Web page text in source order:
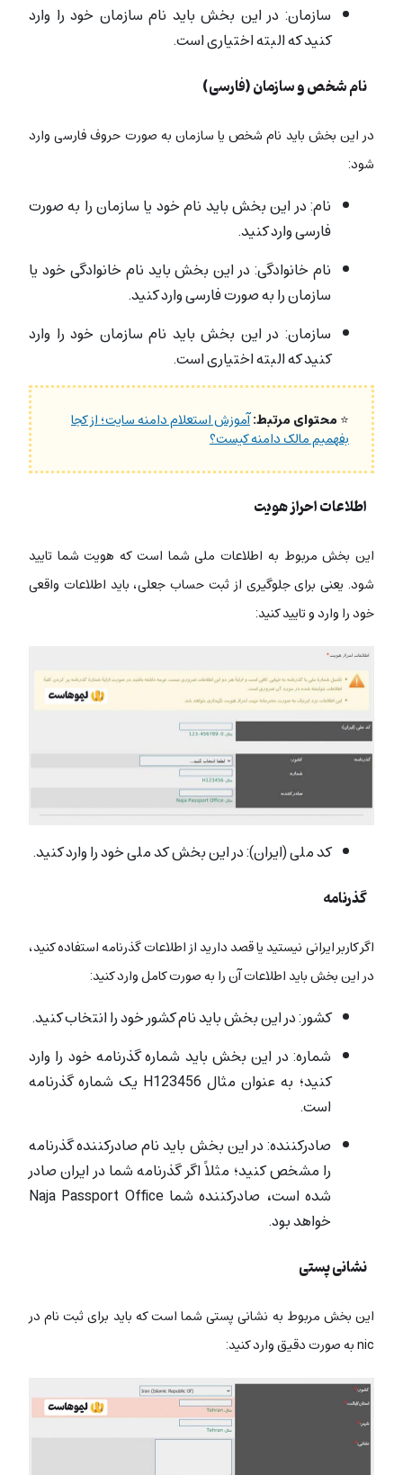
سازمان: در این بخش باید نام سازمان خود را وارد
کنید که البته اختیاری است.
نام شخص و سازمان (فارسی)
در این بخش باید نام شخص یا سازمان به صورت حروف فارسی وارد
شود:
نام: در این بخش باید نام خود یا سازمان را به صورت
فارسی وارد کنید.
نام خانوادگی: در این بخش باید نام خانوادگی خود یا
سازمان را به صورت فارسی وارد کنید.
سازمان: در این بخش باید نام سازمان خود را وارد
کنید که البته اختیاری است.
⭐محتوای مرتبط:آموزش استعلام دامنه سایت؛ از کجا
بفهمیم مالک دامنه کیست؟
اطلاعات احراز هویت
این بخش مربوط به اطلاعات ملی شما است که هویت شما تایید
شود. یعنی برای جلوگیری از ثبت حساب جعلی، باید اطلاعات واقعی
خود را وارد و تایید کنید:
کد ملی (ایران): در این بخش کد ملی خود را وارد کنید.
گذرنامه
اگر کاربر ایرانی نیستید یا قصد دارید از اطلاعات گذرنامه استفاده کنید،
در این بخش باید اطلاعات آن را به صورت کامل وارد کنید:
کشور: در این بخش باید نام کشور خود را انتخاب کنید.
شماره: در این بخش باید شماره گذرنامه خود را وارد
کنید؛ به عنوان مثال H123456 یک شماره گذرنامه
است.
صادرکننده: در این بخش باید نام صادرکننده گذرنامه
را مشخص کنید؛ مثلاً اگر گذرنامه شما در ایران صادر
شده است، صادرکننده شما Naja Passport Office
خواهد بود.
نشانی پستی
این بخش مربوط به نشانی پستی شما است که باید برای ثبت نام در
nic به صورت دقیق وارد کنید: